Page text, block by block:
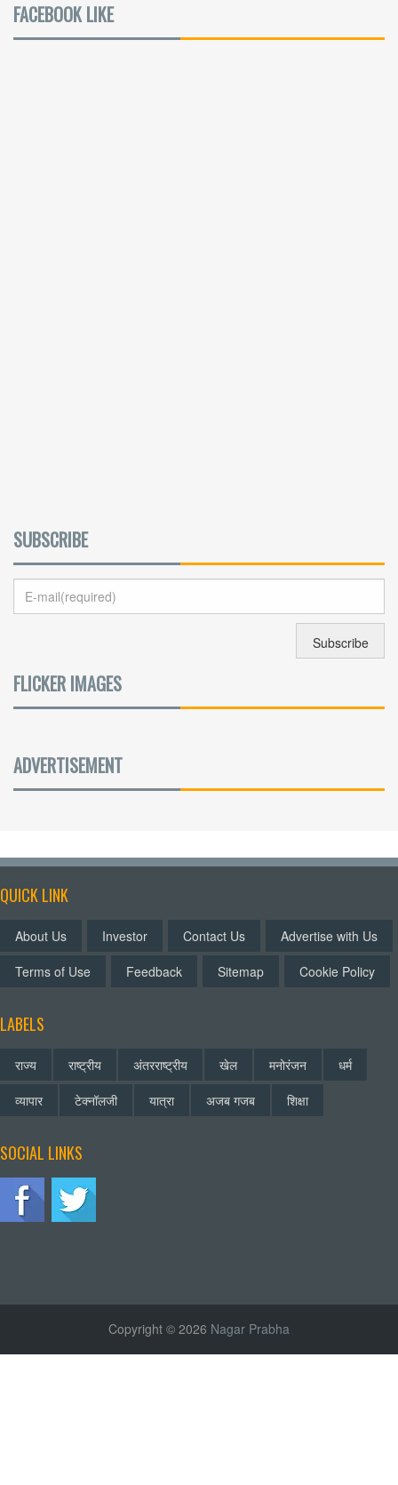
FACEBOOK LIKE
SUBSCRIBE
FLICKER IMAGES
ADVERTISEMENT
QUICK LINK
About Us Investor Contact Us
Advertise with Us
Terms of Use
Feedback Sitemap Cookie Policy
LABELS
राज्य राष्ट्रीय अंतरराष्ट्रीय खेल मनोरंजन
धर्म
व्यापार
टेक्नॉलजी यात्रा अजब गजब शिक्षा
SOCIAL LINKS
Copyright © 2026 Nagar Prabha